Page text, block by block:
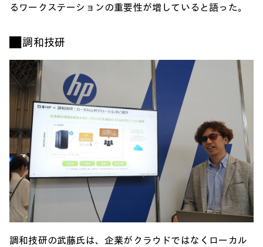
るワークステーションの重要性が増していると語った。
■ 調和技研
調和技研の武藤氏は、企業がクラウドではなくローカル